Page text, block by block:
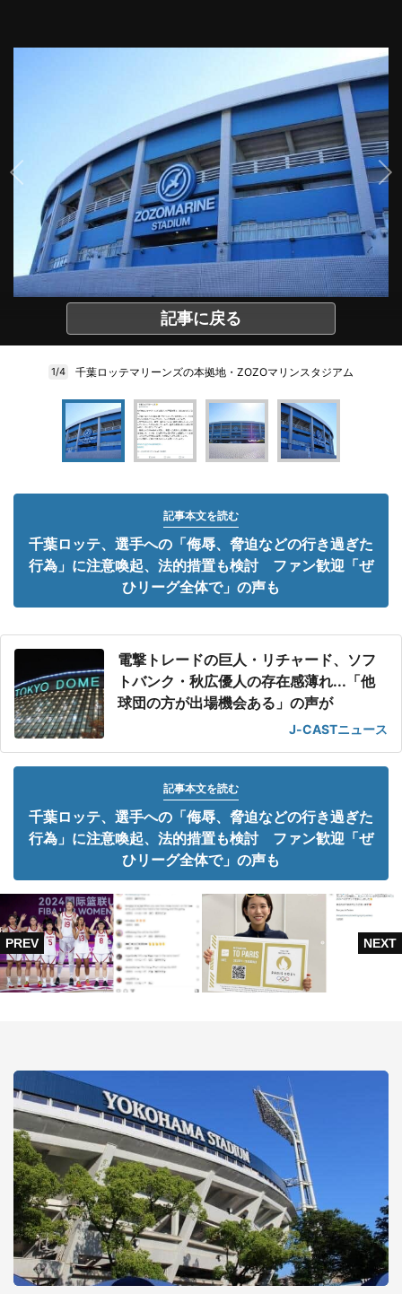
記事に戻る
1/4 千葉ロッテマリーンズの本拠地・ZOZOマリンスタジアム
記事本文を読む
千葉ロッテ、選手への「侮辱、脅迫などの行き過ぎた
行為」に注意喚起、法的措置も検討 ファン歓迎「ぜ
ひリーグ全体で」の声も
電撃トレードの巨人・リチャード、ソフ
トバンク・秋広優人の存在感薄れ...「他
球団の方が出場機会ある」の声が
J-CASTニュース
記事本文を読む
千葉ロッテ、選手への「侮辱、脅迫などの行き過ぎた
行為」に注意喚起、法的措置も検討 ファン歓迎「ぜ
ひリーグ全体で」の声も